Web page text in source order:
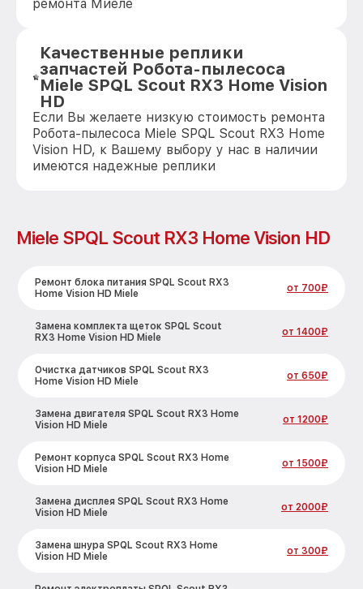
ремонта Миеле
Качественные реплики
запчастей Робота-пылесоса
Miele SPQL Scout RX3 Home Vision
HD
Если Вы желаете низкую стоимость ремонта
Робота-пылесоса Miele SPQL Scout RX3 Home
Vision HD, к Вашему выбору у нас в наличии
имеются надежные реплики
Miele SPQL Scout RX3 Home Vision HD
Ремонт блока питания SPQL Scout RX3
Home Vision HD Miele
от 700₽
Замена комплекта щеток SPQL Scout
RX3 Home Vision HD Miele
от 1400₽
Очистка датчиков SPQL Scout RX3
Home Vision HD Miele
от 650₽
Замена двигателя SPQL Scout RX3 Home
Vision HD Miele
от 1200₽
Ремонт корпуса SPQL Scout RX3 Home
Vision HD Miele
от 1500₽
Замена дисплея SPQL Scout RX3 Home
Vision HD Miele
от 2000₽
Замена шнура SPQL Scout RX3 Home
Vision HD Miele
от 300₽